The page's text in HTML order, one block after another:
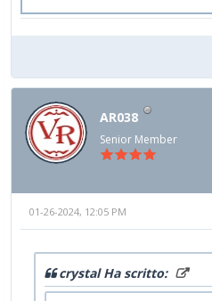
AR038
Senior Member
01-26-2024, 12:05 PM
crystal Ha scritto: